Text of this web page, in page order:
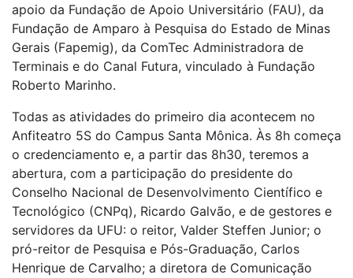
apoio da Fundação de Apoio Universitário (FAU), da
Fundação de Amparo à Pesquisa do Estado de Minas
Gerais (Fapemig), da ComTec Administradora de
Terminais e do Canal Futura, vinculado à Fundação
Roberto Marinho.
Todas as atividades do primeiro dia acontecem no
Anfiteatro 5S do Campus Santa Mônica. Às 8h começa
o credenciamento e, a partir das 8h30, teremos a
abertura, com a participação do presidente do
Conselho Nacional de Desenvolvimento Científico e
Tecnológico (CNPq), Ricardo Galvão, e de gestores e
servidores da UFU: o reitor, Valder Steffen Junior; o
pró-reitor de Pesquisa e Pós-Graduação, Carlos
Henrique de Carvalho; a diretora de Comunicação